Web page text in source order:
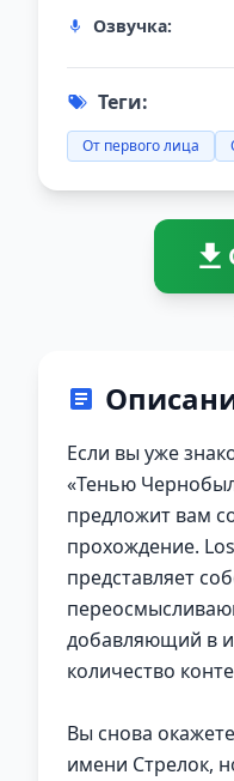
Озвучка:
Теги:
От первого лица
Если вы уже
«Тенью
предложит вам
прохождение.
представляет
добавляющий в
количество
Вы снова
имени Стрелок,